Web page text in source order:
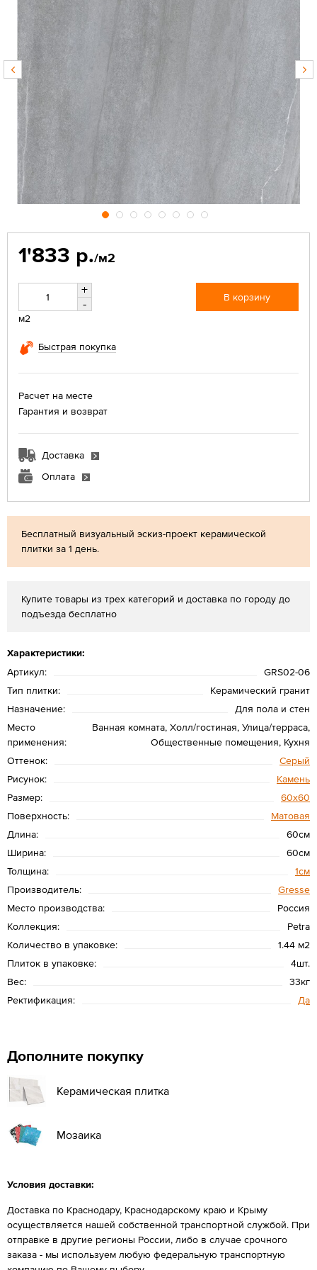
Бесплатный визуальный эскиз-проект керамической
плитки за 1 день.
Купите товары из трех категорий и доставка по городу до
подъезда бесплатно
Характеристики:
Артикул:
GRS02-06
Тип плитки:
Керамический гранит
Назначение:
Для пола и стен
Место
применения:
Ванная комната, Холл/гостиная, Улица/терраса,
Общественные помещения, Кухня
Оттенок:
Серый
Рисунок:
Камень
Размер:
60х60
Поверхность:
Матовая
Длина:
60см
Ширина:
60см
Толщина:
1см
Производитель:
Gresse
Место производства:
Россия
Коллекция:
Petra
Количество в упаковке:
1.44 м2
Плиток в упаковке:
4шт.
Вес:
33кг
Ректификация:
Да
1'833 р./м2
+
-
м2
В корзину
Быстрая покупка
Расчет на месте
Гарантия и возврат
Доставка
Оплата
Дополните покупку
Керамическая плитка
Мозаика
Условия доставки:
Доставка по Краснодару, Краснодарскому краю и Крыму
осуществляется нашей собственной транспортной службой. При
отправке в другие регионы России, либо в случае срочного
заказа - мы используем любую федеральную транспортную